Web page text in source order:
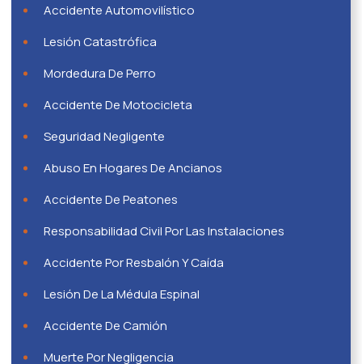
Accidente Automovilístico
Lesión Catastrófica
Mordedura De Perro
Accidente De Motocicleta
Seguridad Negligente
Abuso En Hogares De Ancianos
Accidente De Peatones
Responsabilidad Civil Por Las Instalaciones
Accidente Por Resbalón Y Caída
Lesión De La Médula Espinal
Accidente De Camión
Muerte Por Negligencia